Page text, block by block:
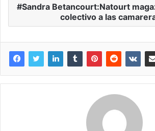
Sandra Betancourt:Natourt
colectivo a las